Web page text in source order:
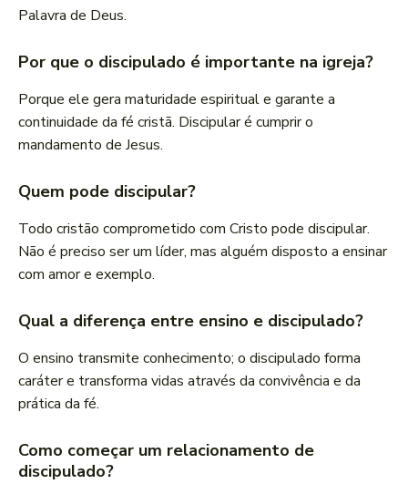
Palavra de Deus.
Por que o discipulado é importante na igreja?
Porque ele gera maturidade espiritual e garante a
continuidade da fé cristã. Discipular é cumprir o
mandamento de Jesus.
Quem pode discipular?
Todo cristão comprometido com Cristo pode discipular.
Não é preciso ser um líder, mas alguém disposto a ensinar
com amor e exemplo.
Qual a diferença entre ensino e discipulado?
O ensino transmite conhecimento; o discipulado forma
caráter e transforma vidas através da convivência e da
prática da fé.
Como começar um relacionamento de
discipulado?